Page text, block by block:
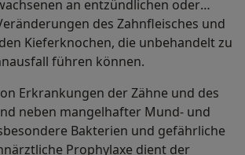
an entzündlichen oder
des Zahnfleisches und
Kieferknochen, die unbehandelt zu
führen können.
Erkrankungen der Zähne und des
neben mangelhafter Mund- und
Bakterien und gefährliche
Prophylaxe dient der